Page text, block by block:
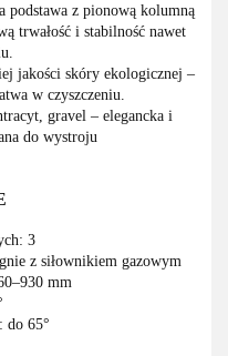
podstawa z pionową kolumną
trwałość i stabilność nawet
jakości skóry ekologicznej –
w czyszczeniu.
gravel – elegancka i
do wystroju
3
z siłownikiem gazowym
mm
do 65°